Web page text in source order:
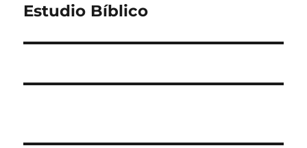
siguiente:
Estudio Bíblico